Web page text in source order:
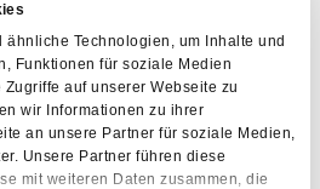
Technologien, um Inhalte und
Funktionen für soziale Medien
auf unserer Webseite zu
wir Informationen zu ihrer
an unsere Partner für soziale Medien,
Unsere Partner führen diese
mit weiteren Daten zusammen, die